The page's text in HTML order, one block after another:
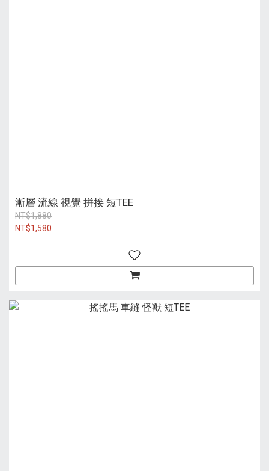
漸層 流線 視覺 拼接 短TEE
NT$1,880
NT$1,580